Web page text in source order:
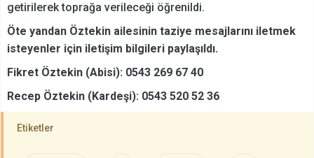
getirilerek toprağa verileceği öğrenildi.
Öte yandan Öztekin ailesinin taziye mesajlarını iletmek
isteyenler için iletişim bilgileri paylaşıldı.
Fikret Öztekin (Abisi): 0543 269 67 40
Recep Öztekin (Kardeşi): 0543 520 52 36
Etiketler